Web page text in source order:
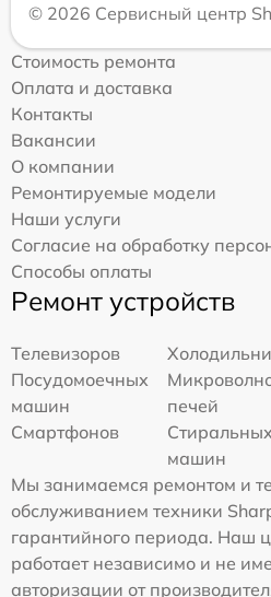
© 2026 Сервисный центр
Стоимость ремонта
Оплата и доставка
Контакты
Вакансии
О компании
Ремонтируемые модели
Наши услуги
Согласие на обработку
Способы оплаты
Ремонт устройств
Телевизоров
Посудомоечных
машин
печей
Смартфонов
Стиральных
машин
Мы занимаемся ремонтом и
обслуживанием техники
гарантийного периода. Наш
работает независимо и не
авторизации от